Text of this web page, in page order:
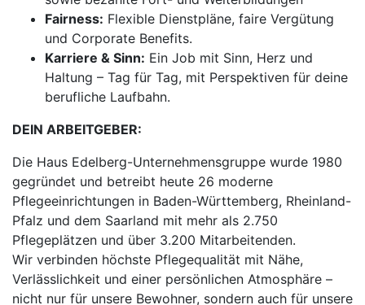
Fairness: Flexible Dienstpläne, faire Vergütung
und Corporate Benefits.
Karriere & Sinn: Ein Job mit Sinn, Herz und
Haltung – Tag für Tag, mit Perspektiven für deine
berufliche Laufbahn.
DEIN ARBEITGEBER:
Die Haus Edelberg-Unternehmensgruppe wurde 1980
gegründet und betreibt heute 26 moderne
Pflegeeinrichtungen in Baden-Württemberg, Rheinland-
Pfalz und dem Saarland mit mehr als 2.750
Pflegeplätzen und über 3.200 Mitarbeitenden.
Wir verbinden höchste Pflegequalität mit Nähe,
Verlässlichkeit und einer persönlichen Atmosphäre –
nicht nur für unsere Bewohner, sondern auch für unsere